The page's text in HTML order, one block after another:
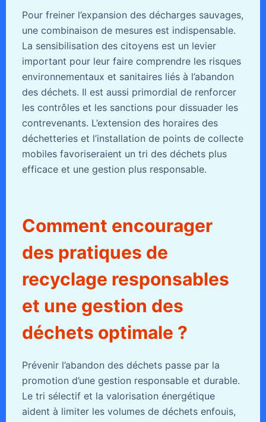
Pour freiner l’expansion des décharges sauvages,
une combinaison de mesures est indispensable.
La sensibilisation des citoyens est un levier
important pour leur faire comprendre les risques
environnementaux et sanitaires liés à l’abandon
des déchets. Il est aussi primordial de renforcer
les contrôles et les sanctions pour dissuader les
contrevenants. L’extension des horaires des
déchetteries et l’installation de points de collecte
mobiles favoriseraient un tri des déchets plus
efficace et une gestion plus responsable.
Comment encourager
des pratiques de
recyclage responsables
et une gestion des
déchets optimale ?
Prévenir l’abandon des déchets passe par la
promotion d’une gestion responsable et durable.
Le tri sélectif et la valorisation énergétique
aident à limiter les volumes de déchets enfouis,